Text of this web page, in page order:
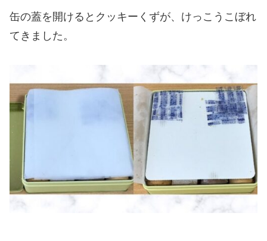
缶の蓋を開けるとクッキーくずが、けっこうこぼれ
てきました。